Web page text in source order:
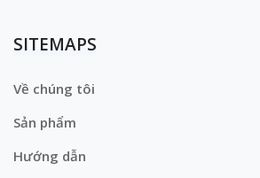
SITEMAPS
Về chúng tôi
Sản phẩm
Hướng dẫn